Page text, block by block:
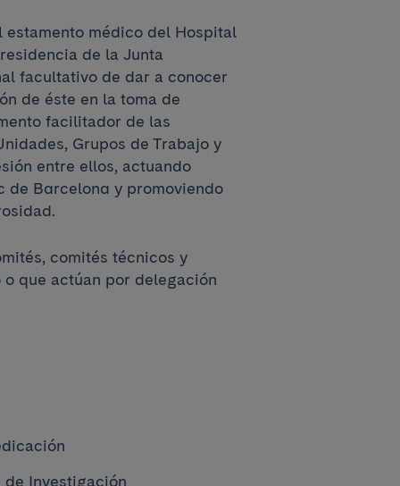
médico del Hospital
de la Junta
facultativo de dar a conocer
de éste en la toma de
facilitador de las
Grupos de Trabajo y
entre ellos, actuando
de Barcelona y promoviendo
comités técnicos y
que actúan por delegación
de Investigación